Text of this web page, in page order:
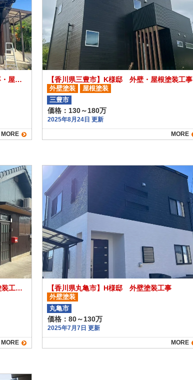
【香川県小豆郡】T様邸 外壁塗装工事・屋根塗装工事
MORE
【香川県三豊市】K様邸 外壁・屋根塗装工事
価格：130～180万
2025年8月24日 更新
MORE
外壁塗装
屋根塗装
三豊市
【香川県小豆郡】U様邸 外壁・屋根塗装工事/屋根葺き替え工事
MORE
【香川県丸亀市】H様邸 外壁塗装工事
価格：80～130万
2025年7月7日 更新
MORE
外壁塗装
丸亀市